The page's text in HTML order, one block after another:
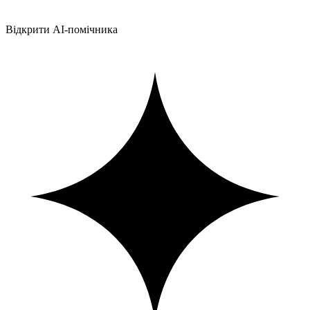
Відкрити AI-помічника